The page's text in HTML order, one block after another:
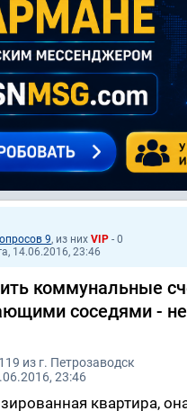
9, из них VIP - 0
14.06.2016, 23:46
коммунальные
соседями -
из г. Петрозаводск
23:46
квартира,